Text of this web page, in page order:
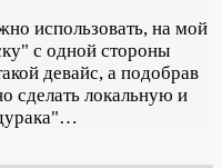
использовать, на мой
с одной стороны
девайс, а подобрав
сделать локальную и